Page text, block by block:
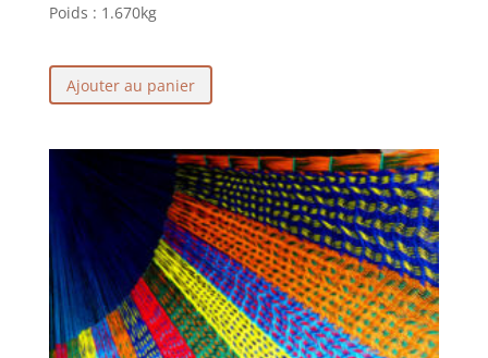
Poids : 1.670kg
Ajouter au panier